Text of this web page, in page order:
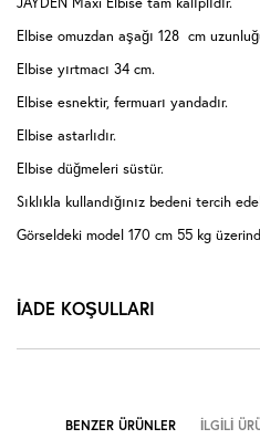
Elbise omuzdan aşağı 128 cm
Elbise yırtmacı 34 cm.
Elbise esnektir, fermuarı yandadır.
Elbise astarlıdır.
Elbise düğmeleri süstür.
Sıklıkla kullandığınız bedeni tercih
Görseldeki model 170 cm 55 kg
İADE KOŞULLARI
BENZER ÜRÜNLER İLGILI